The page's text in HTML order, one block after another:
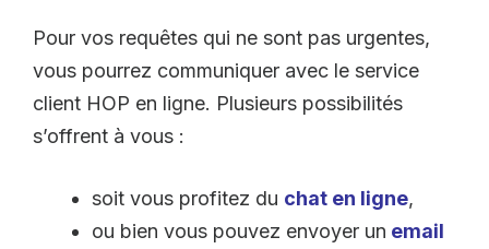
Pour vos requêtes qui ne sont pas urgentes,
vous pourrez communiquer avec le service
client HOP en ligne. Plusieurs possibilités
s’offrent à vous :
soit vous profitez du chat en ligne,
ou bien vous pouvez envoyer un email